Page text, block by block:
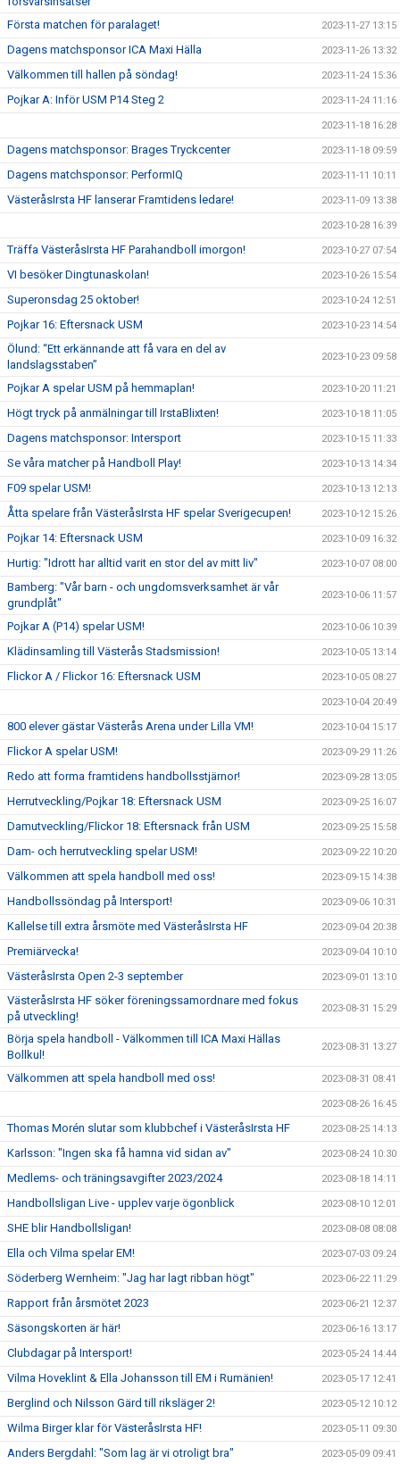
Första matchen för paralaget!
2023-11-27 13:15
Dagens matchsponsor ICA Maxi Hälla 2023-11-26 13:32
Välkommen till hallen på söndag! 2023-11-24 15:36
Pojkar A: Inför USM P14 Steg 2 2023-11-24 11:16
2023-11-18 16:28
Dagens matchsponsor: Brages Tryckcenter 2023-11-18 09:59
Dagens matchsponsor: PerformIQ 2023-11-11 10:11
VästeråsIrsta HF lanserar Framtidens ledare! 2023-11-09 13:38
2023-10-28 16:39
Träffa VästeråsIrsta HF Parahandboll imorgon! 2023-10-27 07:54
VI besöker Dingtunaskolan! 2023-10-26 15:54
Superonsdag 25 oktober! 2023-10-24 12:51
Pojkar 16: Eftersnack USM 2023-10-23 14:54
Ölund: “Ett erkännande att få vara en del av
landslagsstaben”
2023-10-23 09:58
Pojkar A spelar USM på hemmaplan! 2023-10-20 11:21
Högt tryck på anmälningar till IrstaBlixten! 2023-10-18 11:05
Dagens matchsponsor: Intersport 2023-10-15 11:33
Se våra matcher på Handboll Play! 2023-10-13 14:34
F09 spelar USM! 2023-10-13 12:13
Åtta spelare från VästeråsIrsta HF spelar Sverigecupen! 2023-10-12 15:26
Pojkar 14: Eftersnack USM 2023-10-09 16:32
Hurtig: "Idrott har alltid varit en stor del av mitt liv" 2023-10-07 08:00
Bamberg: "Vår barn - och ungdomsverksamhet är vår
grundplåt"
2023-10-06 11:57
Pojkar A (P14) spelar USM! 2023-10-06 10:39
Klädinsamling till Västerås Stadsmission! 2023-10-05 13:14
Flickor A / Flickor 16: Eftersnack USM 2023-10-05 08:27
2023-10-04 20:49
800 elever gästar Västerås Arena under Lilla VM! 2023-10-04 15:17
Flickor A spelar USM! 2023-09-29 11:26
Redo att forma framtidens handbollsstjärnor! 2023-09-28 13:05
Herrutveckling/Pojkar 18: Eftersnack USM 2023-09-25 16:07
Damutveckling/Flickor 18: Eftersnack från USM 2023-09-25 15:58
Dam- och herrutveckling spelar USM! 2023-09-22 10:20
Välkommen att spela handboll med oss! 2023-09-15 14:38
Handbollssöndag på Intersport! 2023-09-06 10:31
Kallelse till extra årsmöte med VästeråsIrsta HF 2023-09-04 20:38
Premiärvecka! 2023-09-04 10:10
VästeråsIrsta Open 2-3 september 2023-09-01 13:10
VästeråsIrsta HF söker föreningssamordnare med fokus
på utveckling!
2023-08-31 15:29
Börja spela handboll - Välkommen till ICA Maxi Hällas
Bollkul!
2023-08-31 13:27
Välkommen att spela handboll med oss! 2023-08-31 08:41
2023-08-26 16:45
Thomas Morén slutar som klubbchef i VästeråsIrsta HF 2023-08-25 14:13
Karlsson: "Ingen ska få hamna vid sidan av" 2023-08-24 10:30
Medlems- och träningsavgifter 2023/2024 2023-08-18 14:11
Handbollsligan Live - upplev varje ögonblick 2023-08-10 12:01
SHE blir Handbollsligan! 2023-08-08 08:08
Ella och Vilma spelar EM! 2023-07-03 09:24
Söderberg Wernheim: "Jag har lagt ribban högt" 2023-06-22 11:29
Rapport från årsmötet 2023 2023-06-21 12:37
Säsongskorten är här! 2023-06-16 13:17
Clubdagar på Intersport! 2023-05-24 14:44
Vilma Hoveklint & Ella Johansson till EM i Rumänien! 2023-05-17 12:41
Berglind och Nilsson Gärd till riksläger 2! 2023-05-12 10:12
Wilma Birger klar för VästeråsIrsta HF! 2023-05-11 09:30
Anders Bergdahl: "Som lag är vi otroligt bra" 2023-05-09 09:41